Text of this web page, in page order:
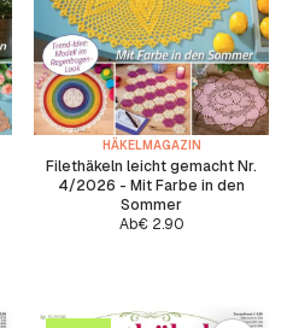
HÄKELMAGAZIN
Filethäkeln leicht gemacht Nr.
4/2026 - Mit Farbe in den
Sommer
Ab€2.90